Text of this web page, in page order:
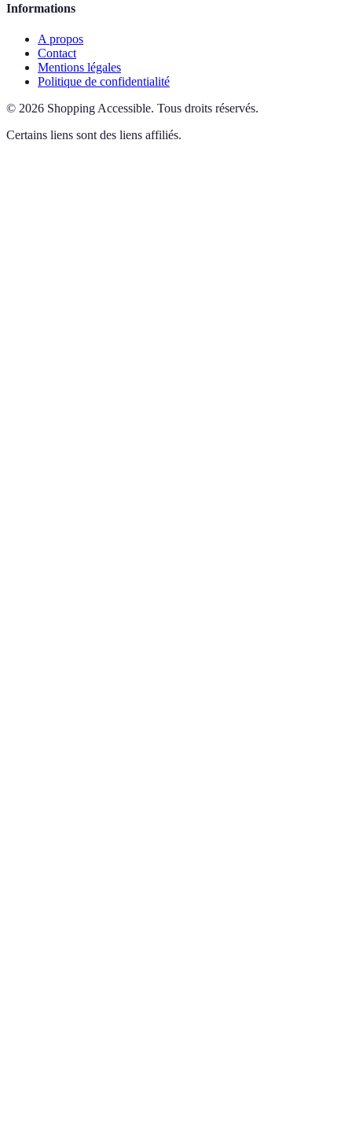
Informations
A propos
Contact
Mentions légales
Politique de confidentialité
© 2026 Shopping Accessible. Tous droits réservés.
Certains liens sont des liens affiliés.